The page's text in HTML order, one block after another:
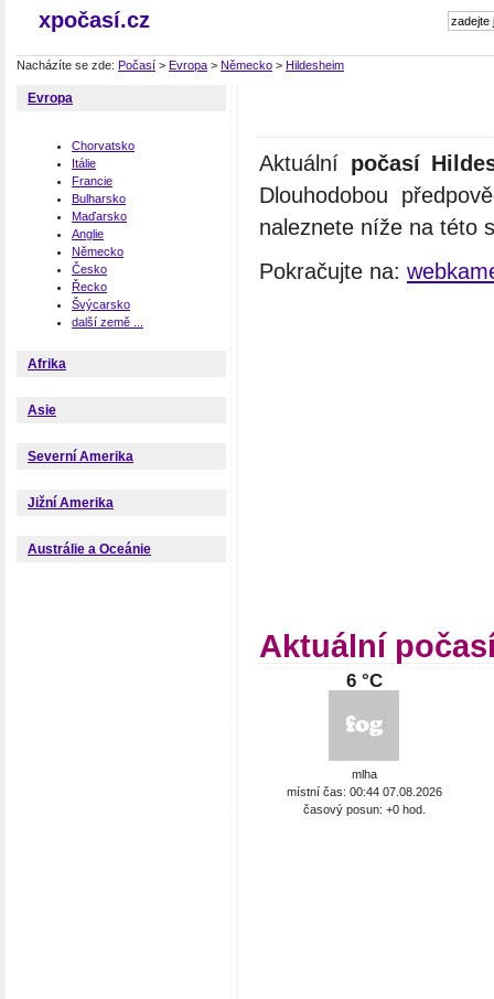
xpočasí.cz
Nacházíte se zde: Počasí > Evropa > Německo > Hildesheim
Evropa
Chorvatsko
Itálie
Francie
Bulharsko
Maďarsko
Anglie
Německo
Česko
Řecko
Švýcarsko
další země ...
Afrika
Asie
Severní Amerika
Jižní Amerika
Austrálie a Oceánie
Aktuální počasí
Dlouhodobou
naleznete níže na této
Pokračujte na:
Aktuální
6 °C
mlha
místní čas: 00:44 07.08.2026
časový posun: +0 hod.